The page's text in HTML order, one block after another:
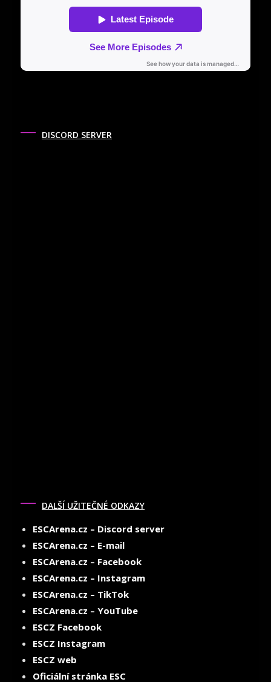
DISCORD SERVER
DALŠÍ UŽITEČNÉ ODKAZY
ESCArena.cz – Discord server
ESCArena.cz – E-mail
ESCArena.cz – Facebook
ESCArena.cz – Instagram
ESCArena.cz – TikTok
ESCArena.cz – YouTube
ESCZ Facebook
ESCZ Instagram
ESCZ web
Oficiální stránka ESC